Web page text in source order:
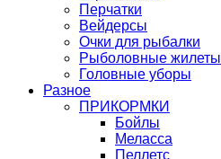
Перчатки
Вейдерсы
Очки для рыбалки
Рыболовные жилеты
Головные уборы
Разное
ПРИКОРМКИ
Бойлы
Меласса
Пеллетс